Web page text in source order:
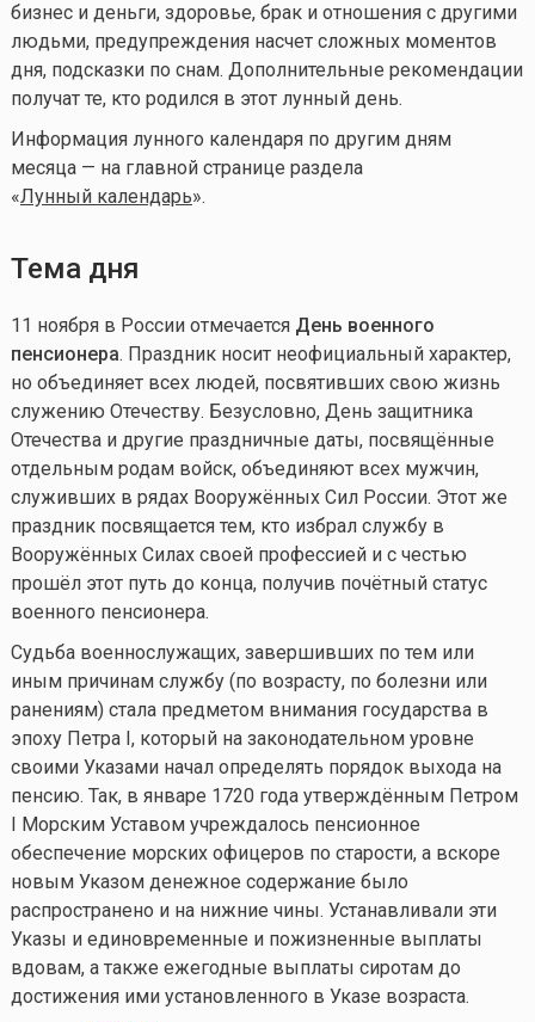
бизнес и деньги, здоровье, брак и отношения с другими
людьми, предупреждения насчет сложных моментов
дня, подсказки по снам. Дополнительные рекомендации
получат те, кто родился в этот лунный день.
Информация лунного календаря по другим дням
месяца — на главной странице раздела
«Лунный календарь».
Тема дня
11 ноября в России отмечается День военного
пенсионера. Праздник носит неофициальный характер,
но объединяет всех людей, посвятивших свою жизнь
служению Отечеству. Безусловно, День защитника
Отечества и другие праздничные даты, посвящённые
отдельным родам войск, объединяют всех мужчин,
служивших в рядах Вооружённых Сил России. Этот же
праздник посвящается тем, кто избрал службу в
Вооружённых Силах своей профессией и с честью
прошёл этот путь до конца, получив почётный статус
военного пенсионера.
Судьба военнослужащих, завершивших по тем или
иным причинам службу (по возрасту, по болезни или
ранениям) стала предметом внимания государства в
эпоху Петра I, который на законодательном уровне
своими Указами начал определять порядок выхода на
пенсию. Так, в январе 1720 года утверждённым Петром
I Морским Уставом учреждалось пенсионное
обеспечение морских офицеров по старости, а вскоре
новым Указом денежное содержание было
распространено и на нижние чины. Устанавливали эти
Указы и единовременные и пожизненные выплаты
вдовам, а также ежегодные выплаты сиротам до
достижения ими установленного в Указе возраста.